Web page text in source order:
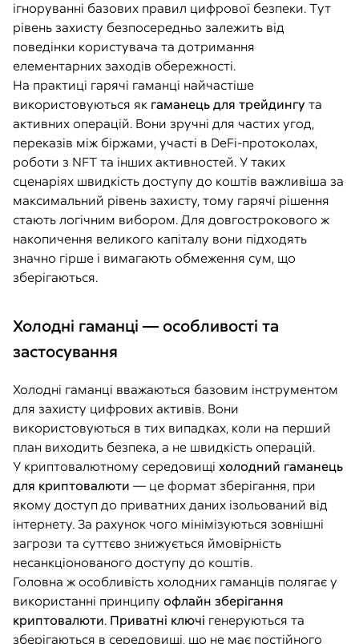
ігноруванні базових правил цифрової безпеки. Тут
рівень захисту безпосередньо залежить від
поведінки користувача та дотримання
елементарних заходів обережності.
На практиці гарячі гаманці найчастіше
використовуються як гаманець для трейдингу та
активних операцій. Вони зручні для частих угод,
переказів між біржами, участі в DeFi-протоколах,
роботи з NFT та інших активностей. У таких
сценаріях швидкість доступу до коштів важливіша за
максимальний рівень захисту, тому гарячі рішення
стають логічним вибором. Для довгострокового ж
накопичення великого капіталу вони підходять
значно гірше і вимагають обмеження сум, що
зберігаються.
Холодні гаманці — особливості та
застосування
Холодні гаманці вважаються базовим інструментом
для захисту цифрових активів. Вони
використовуються в тих випадках, коли на перший
план виходить безпека, а не швидкість операцій.
У криптовалютному середовищі холодний гаманець
для криптовалюти — це формат зберігання, при
якому доступ до приватних даних ізольований від
інтернету. За рахунок чого мінімізуються зовнішні
загрози та суттєво знижується ймовірність
несанкціонованого доступу до коштів.
Головна ж особливість холодних гаманців полягає у
використанні принципу офлайн зберігання
криптовалюти. Приватні ключі генеруються та
зберігаються в середовищі, що не має постійного